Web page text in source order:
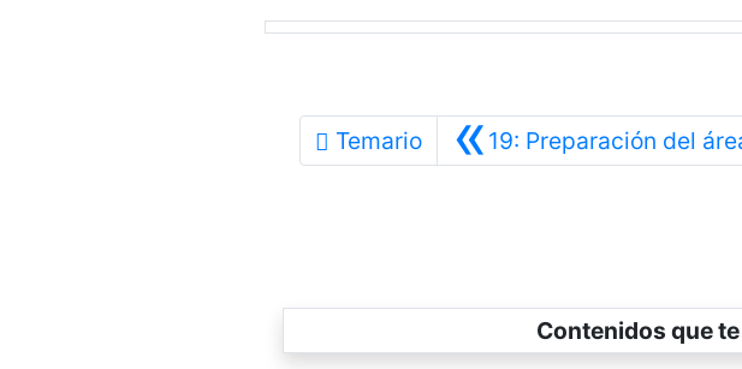
Temario «19: Preparación del
Contenidos que